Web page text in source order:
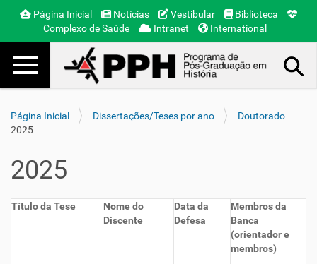
Página Inicial Notícias Vestibular
Biblioteca
Complexo de Saúde
Intranet International
Toggle navigation
Página Inicial
Dissertações/Teses por ano
Doutorado
2025
2025
Título da Tese
Nome do
Discente
Data da
Defesa
Membros da
Banca
(orientador e
membros)